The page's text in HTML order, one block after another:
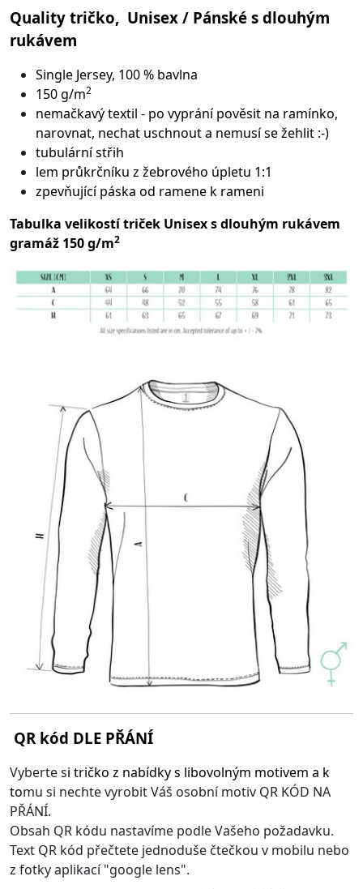
Quality tričko, Unisex / Pánské s dlouhým
rukávem
Single Jersey, 100 % bavlna
150 g/m2
nemačkavý textil - po vyprání pověsit na ramínko,
narovnat, nechat uschnout a nemusí se žehlit :-)
tubulární střih
lem průkrčníku z žebrového úpletu 1:1
zpevňující páska od ramene k rameni
Tabulka velikostí triček Unisex s dlouhým rukávem
gramáž 150 g/m2
QR kód DLE PŘÁNÍ
Vyberte si tričko z nabídky s libovolným motivem a k
tomu si nechte vyrobit Váš osobní motiv QR KÓD NA
PŘÁNÍ.
Obsah QR kódu nastavíme podle Vašeho požadavku.
Text QR kód přečtete jednoduše čtečkou v mobilu nebo
z fotky aplikací "google lens".